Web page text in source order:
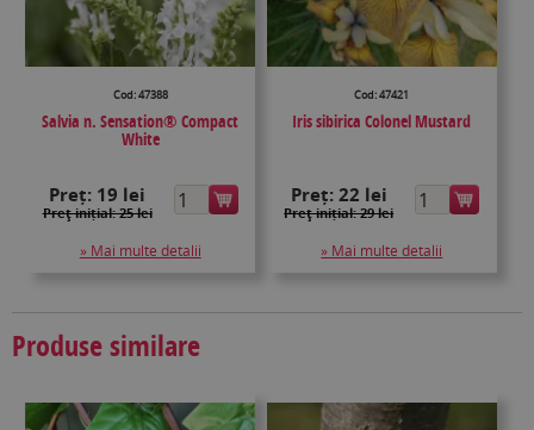
Cod: 47388
Salvia n. Sensation® Compact
White
Preț: 19 lei
Preţ inițial: 25 lei
» Mai multe detalii
Cod: 47421
Iris sibirica Colonel Mustard
Preț: 22 lei
Preţ inițial: 29 lei
» Mai multe detalii
Produse similare